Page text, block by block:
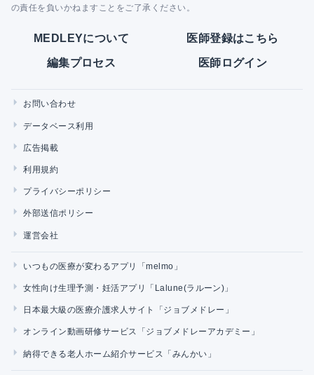
の責任を負いかねますことをご了承ください。
MEDLEYについて 医師登録はこちら
編集プロセス 医師ログイン
お問い合わせ
データベース利用
広告掲載
利用規約
プライバシーポリシー
外部送信ポリシー
運営会社
いつもの医療が変わるアプリ「melmo」
女性向け生理予測・妊活アプリ「Lalune(ラルーン)」
日本最大級の医療介護求人サイト「ジョブメドレー」
オンライン動画研修サービス「ジョブメドレーアカデミー」
納得できる老人ホーム紹介サービス「みんかい」